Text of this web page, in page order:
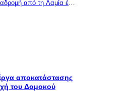
από τη Λαμία έως
αποκατάστασης
του Δομοκού